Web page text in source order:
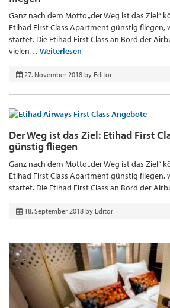
Ganz nach dem Motto „der Weg ist das Ziel“
Etihad First Class Apartment günstig fliegen,
startet. Die Etihad First Class an Bord der
vielen… Weiterlesen
27. November 2018 by Editor
Der Weg ist das Ziel: Etihad First
günstig fliegen
Ganz nach dem Motto „der Weg ist das Ziel“
Etihad First Class Apartment günstig fliegen,
startet. Die Etihad First Class an Bord der
18. September 2018 by Editor